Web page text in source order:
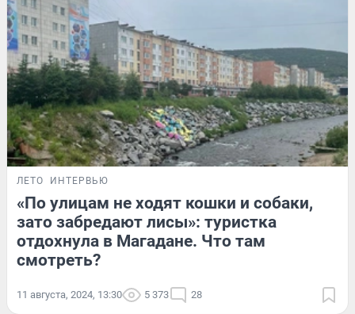
ЛЕТО ИНТЕРВЬЮ
«По улицам не ходят кошки и собаки,
зато забредают лисы»: туристка
отдохнула в Магадане. Что там
смотреть?
11 августа, 2024, 13:30 5 373 28